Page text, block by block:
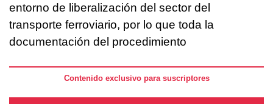
entorno de liberalización del sector del
transporte ferroviario, por lo que toda la
documentación del procedimiento
Contenido exclusivo para suscriptores